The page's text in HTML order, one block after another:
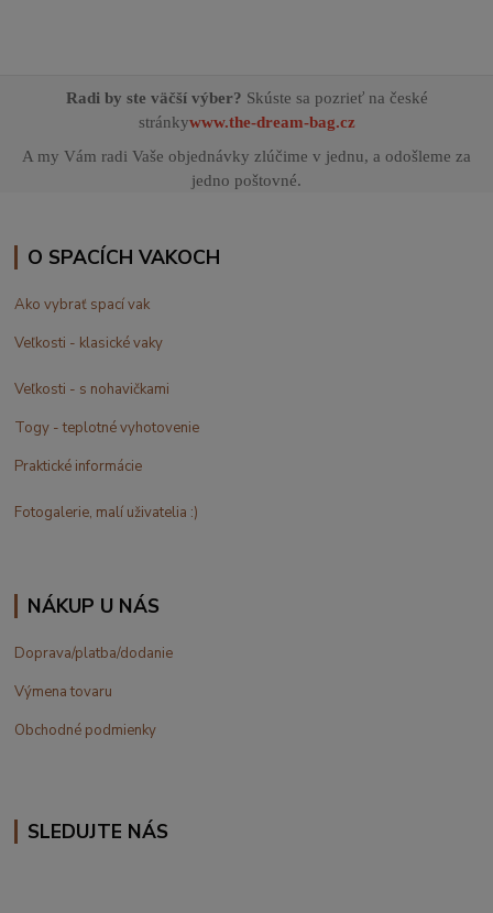
Radi by ste väčší výber? Skúste sa pozrieť na české
stránkywww.the-dream-bag.cz
A my Vám radi Vaše objednávky zlúčime v jednu, a odošleme za
jedno poštovné.
O SPACÍCH VAKOCH
Ako vybrať spací vak
Veľkosti - klasické vaky
Veľkosti - s nohavičkami
Togy - teplotné vyhotovenie
Praktické informácie
Fotogalerie, malí uživatelia :)
NÁKUP U NÁS
Doprava/platba/dodanie
Výmena tovaru
Obchodné podmienky
SLEDUJTE NÁS